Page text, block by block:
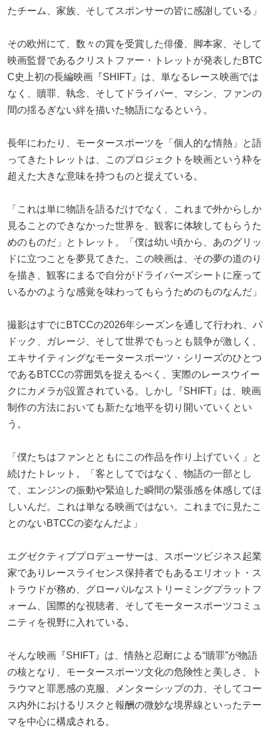
たチーム、家族、そしてスポンサーの皆に感謝している」
その欧州にて、数々の賞を受賞した俳優、脚本家、そして
映画監督であるクリストファー・トレットが発表したBTC
C史上初の長編映画『SHIFT』は、単なるレース映画では
なく、贖罪、執念、そしてドライバー、マシン、ファンの
間の揺るぎない絆を描いた物語になるという。
長年にわたり、モータースポーツを「個人的な情熱」と語
ってきたトレットは、このプロジェクトを映画という枠を
超えた大きな意味を持つものと捉えている。
「これは単に物語を語るだけでなく、これまで外からしか
見ることのできなかった世界を、観客に体験してもらうた
めのものだ」とトレット。「僕は幼い頃から、あのグリッ
ドに立つことを夢見てきた。この映画は、その夢の道のり
を描き、観客にまるで自分がドライバーズシートに座って
いるかのような感覚を味わってもらうためのものなんだ」
撮影はすでにBTCCの2026年シーズンを通して行われ、パ
ドック、ガレージ、そして世界でもっとも競争が激しく、
エキサイティングなモータースポーツ・シリーズのひとつ
であるBTCCの雰囲気を捉えるべく、実際のレースウイー
クにカメラが設置されている。しかし『SHIFT』は、映画
制作の方法においても新たな地平を切り開いていくとい
う。
「僕たちはファンとともにこの作品を作り上げていく」と
続けたトレット。「客としてではなく、物語の一部とし
て、エンジンの振動や緊迫した瞬間の緊張感を体感してほ
しいんだ。これは単なる映画ではない。これまでに見たこ
とのないBTCCの姿なんだよ」
エグゼクティブプロデューサーは、スポーツビジネス起業
家でありレースライセンス保持者でもあるエリオット・ス
トラウドが務め、グローバルなストリーミングプラットフ
ォーム、国際的な視聴者、そしてモータースポーツコミュ
ニティを視野に入れている。
そんな映画『SHIFT』は、情熱と忍耐による“贖罪”が物語
の核となり、モータースポーツ文化の危険性と美しさ、ト
ラウマと罪悪感の克服、メンターシップの力、そしてコー
ス内外におけるリスクと報酬の微妙な境界線といったテー
マを中心に構成される。